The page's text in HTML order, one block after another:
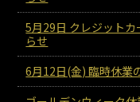
5月29日 クレジット
らせ
6月12日(金) 臨時休業